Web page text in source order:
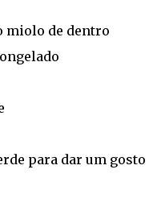
miolo de dentro
para dar um gosto